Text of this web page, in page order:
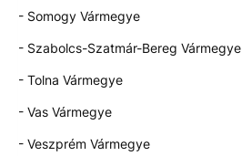
- Somogy Vármegye
- Szabolcs-Szatmár-Bereg Vármegye
- Tolna Vármegye
- Vas Vármegye
- Veszprém Vármegye